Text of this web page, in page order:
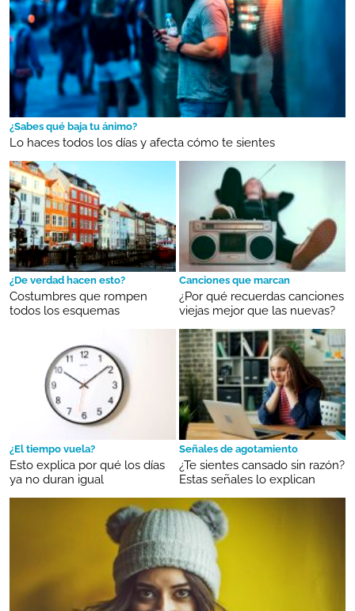
¿Sabes qué baja tu ánimo?
Lo haces todos los días y afecta cómo te sientes
¿De verdad hacen esto?
Costumbres que rompen
todos los esquemas
Canciones que marcan
¿Por qué recuerdas canciones
viejas mejor que las nuevas?
¿El tiempo vuela?
Esto explica por qué los días
ya no duran igual
Señales de agotamiento
¿Te sientes cansado sin razón?
Estas señales lo explican